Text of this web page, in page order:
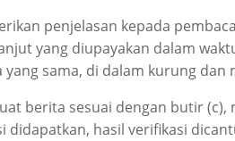
penjelasan kepada
yang diupayakan dalam
sama, di dalam kurung dan
berita sesuai dengan butir
didapatkan, hasil verifikasi